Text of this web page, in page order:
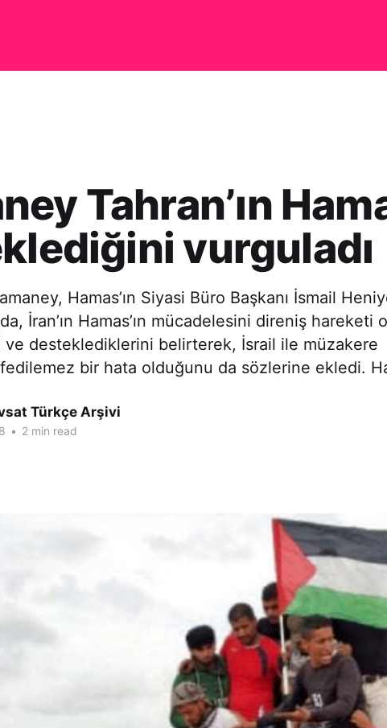
Tahran’ın
vurguladı
Hamas’ın Siyasi Büro Başkanı İsmail
İran’ın Hamas’ın mücadelesini direniş hareketi
desteklediklerini belirterek, İsrail ile müzakere
bir hata olduğunu da sözlerine ekledi.
Türkçe Arşivi
• 2 min read